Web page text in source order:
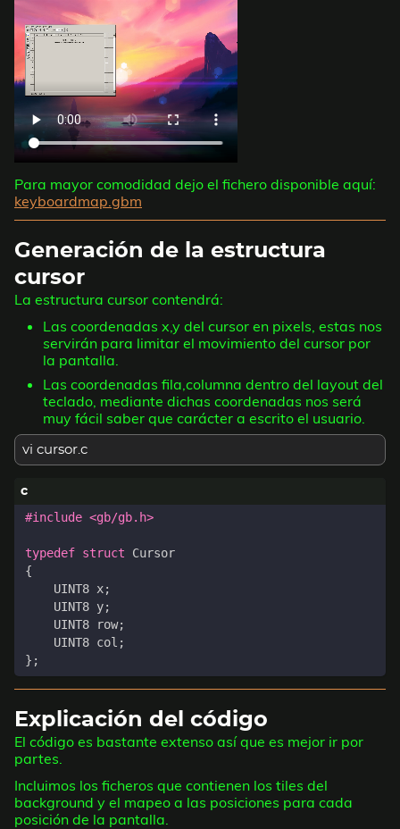
Para mayor comodidad dejo el fichero disponible aquí:
keyboardmap.gbm
Generación de la estructura
cursor
La estructura cursor contendrá:
Las coordenadas x,y del cursor en pixels, estas nos
servirán para limitar el movimiento del cursor por
la pantalla.
Las coordenadas fila,columna dentro del layout del
teclado, mediante dichas coordenadas nos será
muy fácil saber que carácter a escrito el usuario.
vi cursor.c
#include <gb/gb.h>
typedef struct
Cursor
{
UINT8 x;
UINT8 y;
UINT8
row;
UINT8 col ;
};
Explicación del código
El código es bastante extenso así que es mejor ir por
partes.
Incluimos los ficheros que contienen los tiles del
background y el mapeo a las posiciones para cada
posición de la pantalla.